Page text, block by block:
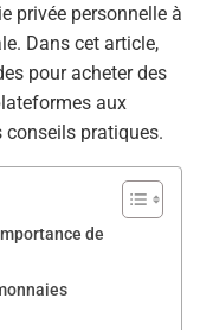
privée personnelle à
Dans cet article,
pour acheter des
aux
conseils pratiques.
de